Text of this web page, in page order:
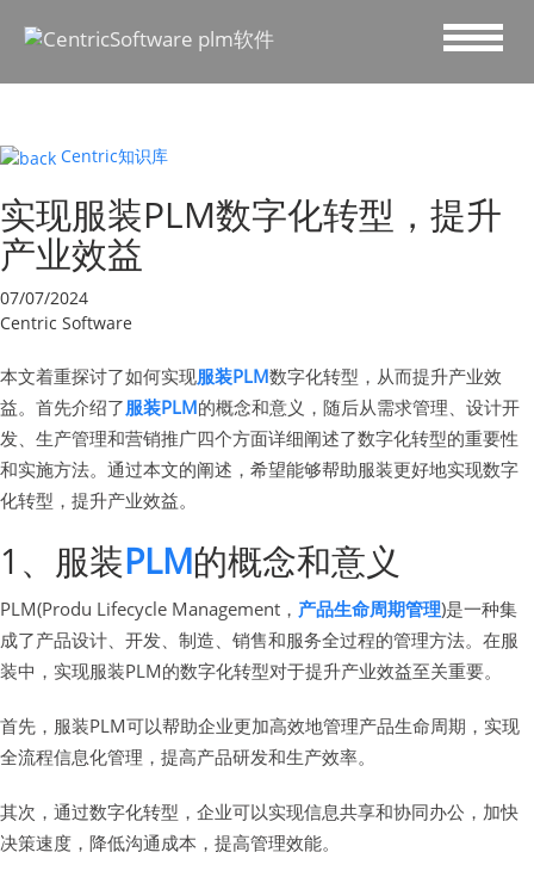
Centric知识库
实现服装PLM数字化转型，提升
产业效益
07/07/2024
Centric Software
本文着重探讨了如何实现服装PLM数字化转型，从而提升产业效
益。首先介绍了服装PLM的概念和意义，随后从需求管理、设计开
发、生产管理和营销推广四个方面详细阐述了数字化转型的重要性
和实施方法。通过本文的阐述，希望能够帮助服装更好地实现数字
化转型，提升产业效益。
1、服装PLM的概念和意义
PLM(Produ Lifecycle Management， 产品生命周期管理)是一种集
成了产品设计、开发、制造、销售和服务全过程的管理方法。在服
装中，实现服装PLM的数字化转型对于提升产业效益至关重要。
首先，服装PLM可以帮助企业更加高效地管理产品生命周期，实现
全流程信息化管理，提高产品研发和生产效率。
其次，通过数字化转型，企业可以实现信息共享和协同办公，加快
决策速度，降低沟通成本，提高管理效能。